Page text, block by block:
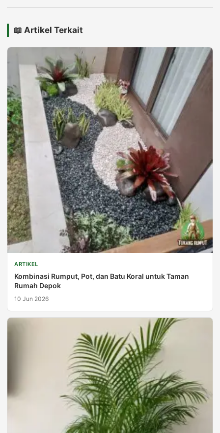
📖 Artikel Terkait
ARTIKEL
Kombinasi Rumput, Pot, dan Batu Koral untuk Taman
Rumah Depok
10 Jun 2026